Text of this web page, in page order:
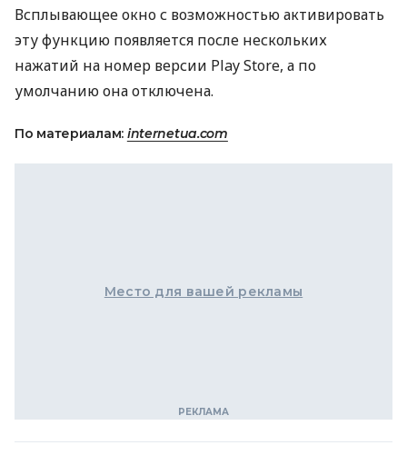
Всплывающее окно с возможностью активировать
эту функцию появляется после нескольких
нажатий на номер версии Play Store, а по
умолчанию она отключена.
По материалам: internetua.com
Место для вашей рекламы